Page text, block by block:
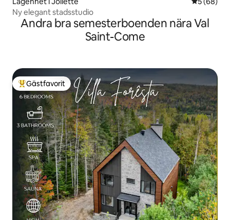
Ny elegant stadsstudio
Andra bra semesterboenden nära Val
Saint-Come
Populär gästfavorit
Gästfavorit